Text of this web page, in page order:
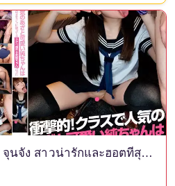
LUKE-045 ช็อกวงการ! จุนจัง สาวน่ารักและฮอตที่สุดในชั้นเรียน จริงๆ แล้วเป็นพวกโรคจิตที่ใช้ผู้ชายที่อายุมากกว่าเป็นของเล่นเพื่อสนองความต้องการทางเพศของเธอ